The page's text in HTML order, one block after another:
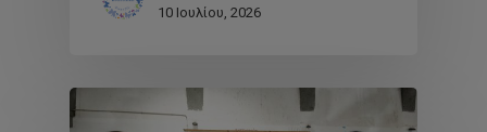
10 Ιουλίου, 2026